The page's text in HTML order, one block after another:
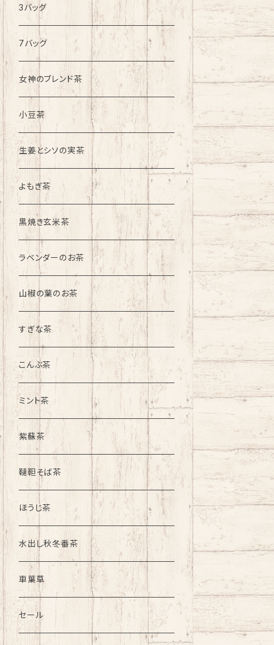
3バッグ
7バッグ
女神のブレンド茶
小豆茶
生姜とシソの実茶
よもぎ茶
黒焼き玄米茶
ラベンダーのお茶
山椒の葉のお茶
すぎな茶
こんぶ茶
ミント茶
紫蘇茶
韃靼そば茶
ほうじ茶
水出し秋冬番茶
車葉草
セール